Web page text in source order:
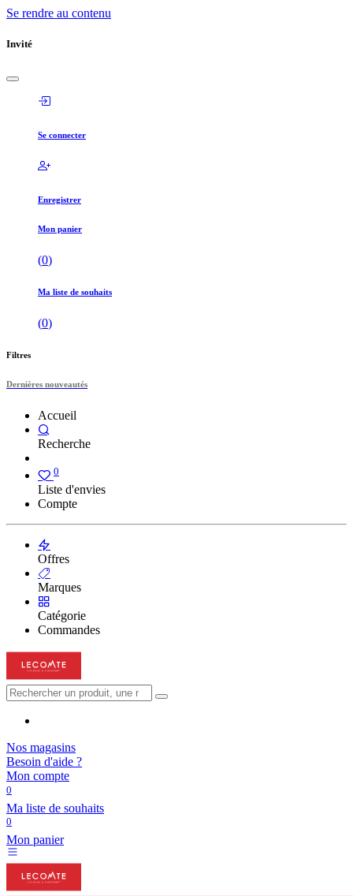
Se rendre au contenu
Invité
Se connecter
Enregistrer
Mon panier
(0)
Ma liste de souhaits
(0)
Filtres
Dernières nouveautés
Accueil
Recherche
0
Liste d'envies
Compte
Offres
Marques
Catégorie
Commandes
Nos magasins
Besoin d'aide ?
Mon compte
0
Ma liste de souhaits
0
Mon panier